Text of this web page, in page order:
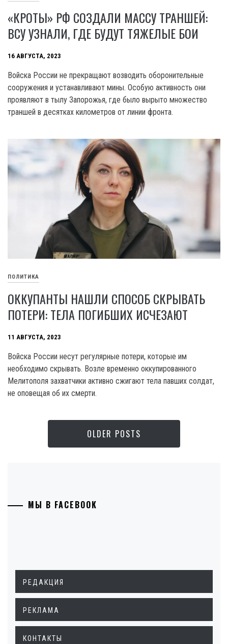
«КРОТЫ» РФ СОЗДАЛИ МАССУ ТРАНШЕЙ:
ВСУ УЗНАЛИ, ГДЕ БУДУТ ТЯЖЕЛЫЕ БОИ
16 АВГУСТА, 2023
Войска России не прекращают возводить оборонительные
сооружения и устанавливают мины. Особую активность они
проявляют в тылу Запорожья, где было вырыто множество
траншей в десятках километров от линии фронта.
ПОЛИТИКА
ОККУПАНТЫ НАШЛИ СПОСОБ СКРЫВАТЬ
ПОТЕРИ: ТЕЛА ПОГИБШИХ ИСЧЕЗАЮТ
11 АВГУСТА, 2023
Войска России несут регулярные потери, которые им
необходимо скрывать. Возле временно оккупированного
Мелитополя захватчики активно сжигают тела павших солдат,
не оповещая об их смерти.
OLDER POSTS
МЫ В FACEBOOK
РЕДАКЦИЯ
РЕКЛАМА
КОНТАКТЫ